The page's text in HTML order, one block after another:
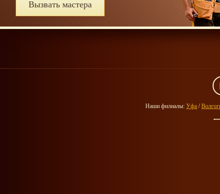
Вызвать мастера
Наши филиалы:Уфа /